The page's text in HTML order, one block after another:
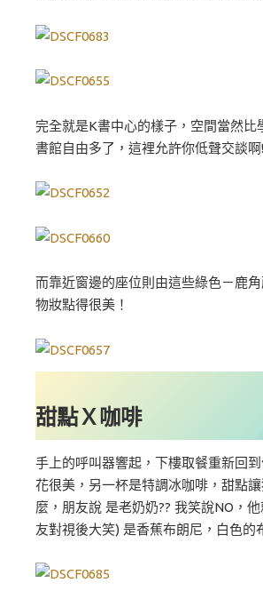
完全就是K書中心的樣子，空間當然比
書館自由多了，這裡允許你低聲交談啊!
而靠近窗邊的座位則由這些綠色－鹿
物妝點得很美！
甜點Ｘ咖啡
手上的呼叫器響起，下樓取餐重新回
花很美，另一杯是特調冰咖啡，甜點
麼，朋友說 是老奶奶?? 我笑說NO，
友對視後大笑) 是香蕉布朗尼，白色的